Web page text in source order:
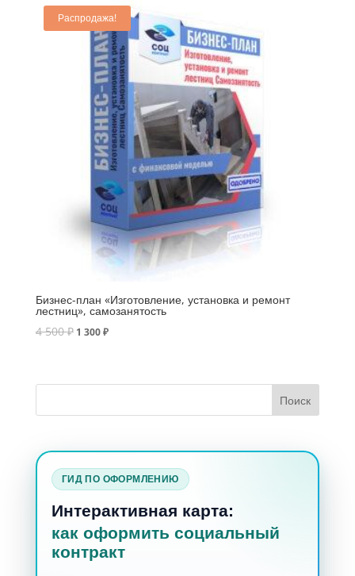
Распродажа!
Бизнес-план «Изготовление, установка и ремонт
лестниц», самозанятость
4 500₽ 1 300₽
ГИД ПО ОФОРМЛЕНИЮ
Интерактивная карта:
как оформить социальный
контракт